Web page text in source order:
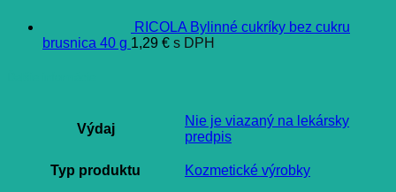
RICOLA Bylinné cukríky bez cukru
brusnica 40 g 1,29 € s DPH
Výdaj
Nie je viazaný na lekársky
predpis
Typ produktu Kozmetické výrobky